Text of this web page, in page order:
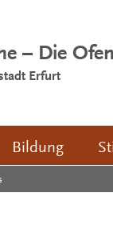
– Die
Erfurt
Bildung